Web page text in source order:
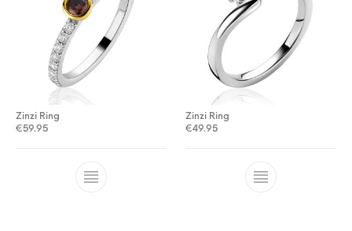
Zinzi Ring
€59.95
Zinzi Ring
€49.95